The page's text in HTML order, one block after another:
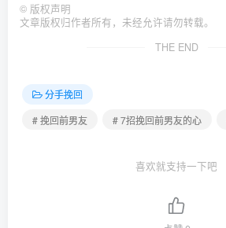
© 版权声明
文章版权归作者所有，未经允许请勿转载。
THE END
分手挽回
# 挽回前男友
# 7招挽回前男友的心
喜欢就支持一下吧